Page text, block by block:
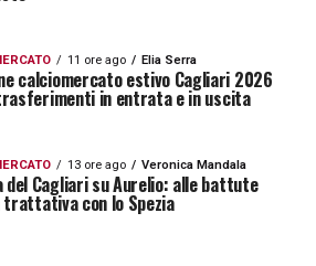
a una buona gara: la
estiva. È importante
per poi riuscire a dare il
ci saranno punti in palio
11 ore ago Elia Serra
calciomercato estivo Cagliari 2026
in entrata e in uscita
13 ore ago Veronica Mandala
Cagliari su Aurelio: alle battute
con lo Spezia